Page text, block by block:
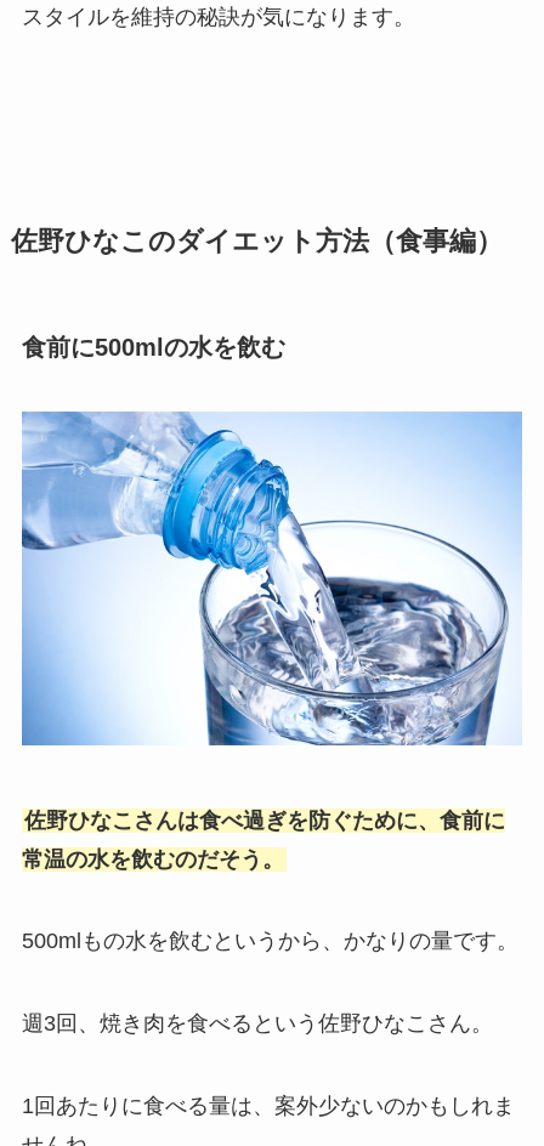
スタイルを維持の秘訣が気になります。
佐野ひなこのダイエット方法（食事編）
食前に500mlの水を飲む
佐野ひなこさんは食べ過ぎを防ぐために、食前に
常温の水を飲むのだそう。
500mlもの水を飲むというから、かなりの量です。
週3回、焼き肉を食べるという佐野ひなこさん。
1回あたりに食べる量は、案外少ないのかもしれま